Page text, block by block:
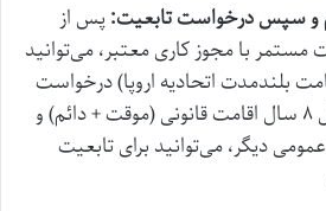
و سپس درخواست تابعیت:پس از
اقامت مستمر با مجوز کاری معتبر، می‌توانید
بلندمدت اتحادیه اروپا) درخواست
دهید. پس از تکمیل ۸ سال اقامت قانونی (موقت + دائم) و
دیگر، می‌توانید برای تابعیت